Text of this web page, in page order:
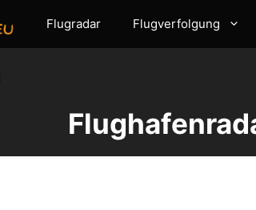
Flugradar Flugverfolgung